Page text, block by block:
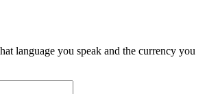
language you speak and the currency you